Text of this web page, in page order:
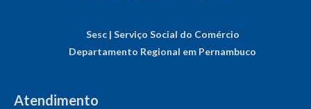
Sesc | Serviço Social do Comércio
Departamento Regional em Pernambuco
Atendimento